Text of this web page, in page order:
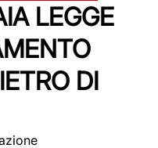
LEGGE
DI